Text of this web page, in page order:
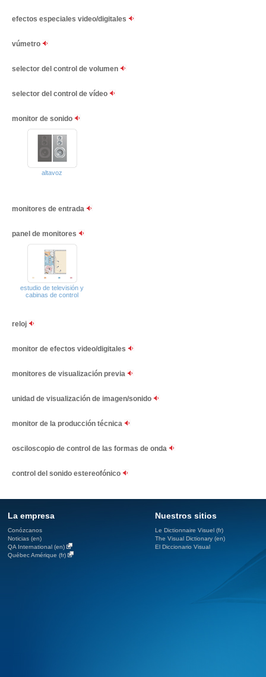
efectos especiales video/digitales
vúmetro
selector del control de volumen
selector del control de vídeo
monitor de sonido
altavoz
monitores de entrada
panel de monitores
estudio de televisión y
cabinas de control
reloj
monitor de efectos video/digitales
monitores de visualización previa
unidad de visualización de imagen/sonido
monitor de la producción técnica
osciloscopio de control de las formas de onda
control del sonido estereofónico
La empresa
Conózcanos
Noticias (en)
QA International (en)
Québec Amérique (fr)
Nuestros sitios
Le Dictionnaire Visuel (fr)
The Visual Dictionary (en)
El Diccionario Visual